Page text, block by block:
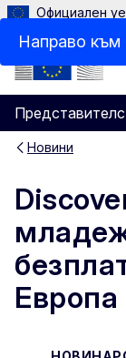
Направо
Официален
Menu
Новини
Европа